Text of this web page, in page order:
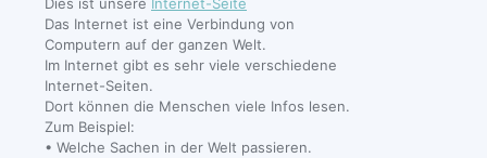
Das Internet ist eine Verbindung von
Computern auf der ganzen Welt.
Im Internet gibt es sehr viele verschiedene
Internet-Seiten.
Dort können die Menschen viele Infos lesen.
Zum Beispiel:
• Welche Sachen in der Welt passieren.